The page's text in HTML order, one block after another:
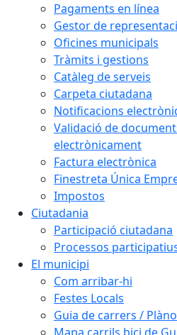
Pagaments en línea
Gestor de
Oficines municipals
Tràmits i gestions
Catàleg de serveis
Carpeta ciutadana
Notificacions
Validació de
electrònicament
Factura electrònica
Finestreta Única
Impostos
Ciutadania
Participació ciutadana
Processos
El municipi
Com arribar-hi
Festes Locals
Guia de carrers /